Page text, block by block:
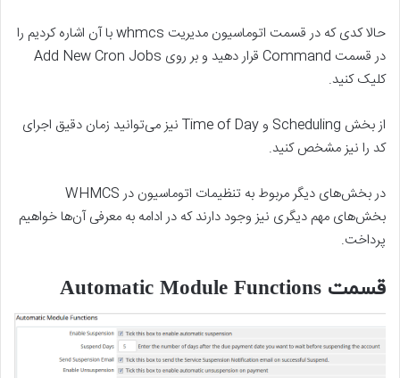
حالا کدی که در قسمت اتوماسیون مدیریت whmcs با آن اشاره کردیم را
در قسمت Command قرار دهید و بر روی Add New Cron Jobs
کلیک کنید.
از بخش Scheduling و Time of Day نیز می‌توانید زمان دقیق اجرای
کد را نیز مشخص کنید.
در بخش‌های دیگر مربوط به تنظیمات اتوماسیون در WHMCS
بخش‌های مهم دیگری نیز وجود دارند که در ادامه به معرفی آن‌ها خواهیم
پرداخت.
قسمت Automatic Module Functions